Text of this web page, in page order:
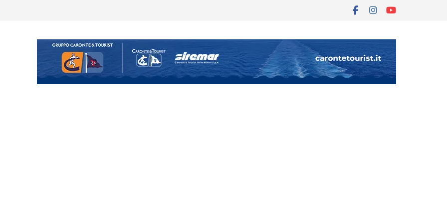
il terzino Matteo Guerriero
ma non chi siamo”
bocciato il Fasano,
e Kamarat restano in
si alzano i ritmi tra lavoro